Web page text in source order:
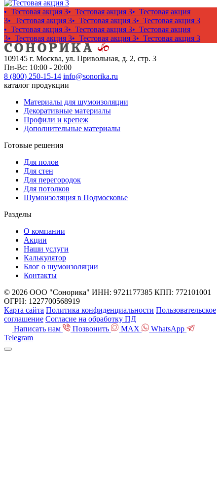
• Тестовая акция 3• Тестовая акция 3• Тестовая акция
3• Тестовая акция 3• Тестовая акция 3• Тестовая акция 3
• Тестовая акция 3• Тестовая акция 3• Тестовая акция
3• Тестовая акция 3• Тестовая акция 3• Тестовая акция 3
109145 г. Москва, ул. Привольная, д. 2, стр. 3
Пн-Вс: 10:00 - 20:00
8 (800) 250-15-14 info@sonorika.ru
каталог продукции
Материалы для шумоизоляции
Декоративные материалы
Профили и крепеж
Дополнительные материалы
Готовые решения
Для полов
Для стен
Для перегородок
Для потолков
Шумоизоляция в Подмосковье
Разделы
О компании
Акции
Наши услуги
Калькулятор
Блог о шумоизоляции
Контакты
© 2026 ООО "Сонорика" ИНН: 9721177385 КПП: 772101001
ОГРН: 1227700568919
Карта сайта Политика конфиденциальности Пользовательское
соглашение Согласие на обработку ПД
Написать нам
Позвонить MAX
WhatsApp
Telegram